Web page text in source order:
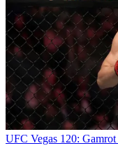
UFC Vegas 120: